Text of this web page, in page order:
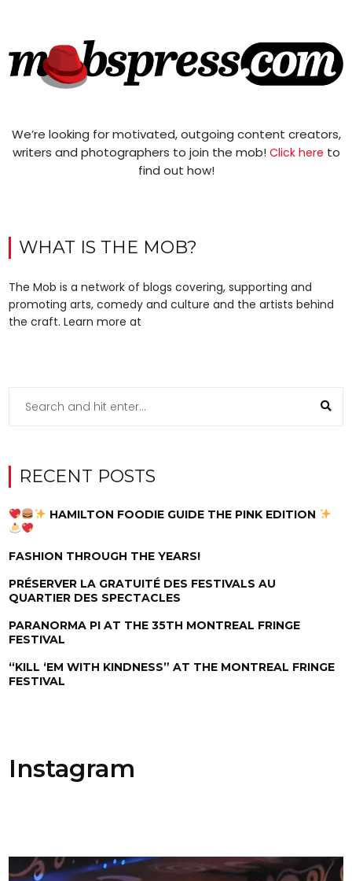
We’re looking for motivated, outgoing content creators,
writers and photographers to join the mob! Click here to
find out how!
WHAT IS THE MOB?
The Mob is a network of blogs covering, supporting and
promoting arts, comedy and culture and the artists behind
the craft. Learn more at
RECENT POSTS
HAMILTON FOODIE GUIDE THE PINK EDITION
FASHION THROUGH THE YEARS!
PRÉSERVER LA GRATUITÉ DES FESTIVALS AU
QUARTIER DES SPECTACLES
PARANORMA PI AT THE 35TH MONTREAL FRINGE
FESTIVAL
“KILL ‘EM WITH KINDNESS” AT THE MONTREAL FRINGE
FESTIVAL
Instagram